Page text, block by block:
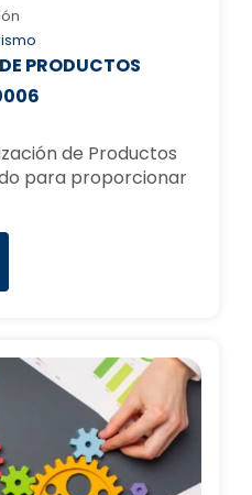
PRODUCTOS
de Productos
para proporcionar